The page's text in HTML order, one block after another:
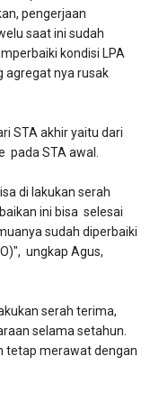
pengerjaan
saat ini sudah
kondisi LPA
agregat nya rusak
STA akhir yaitu dari
pada STA awal.
di lakukan serah
ini bisa selesai
sudah diperbaiki
ungkap Agus,
serah terima,
selama setahun.
tetap merawat dengan